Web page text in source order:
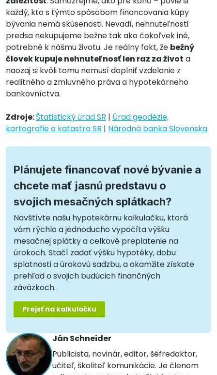
každý, kto s týmto spôsobom financovania kúpy
bývania nemá skúsenosti. Nevadí, nehnuteľnosti
predsa nekupujeme bežne tak ako čokoľvek iné,
potrebné k nášmu životu. Je reálny fakt, že bežný
človek kupuje nehnuteľnosť len raz za život a
naozaj si kvôli tomu nemusí doplniť vzdelanie z
realitného a zmluvného práva a hypotekárneho
bankovníctva.
Zdroje:Štatistický úrad SR | Úrad geodézie,
kartografie a katastra SR | Národná banka Slovenska
Plánujete financovať nové bývanie a
chcete mať jasnú predstavu o
svojich mesačných splátkach?
Navštívte našu hypotekárnu kalkulačku, ktorá
vám rýchlo a jednoducho vypočíta výšku
mesačnej splátky a celkové preplatenie na
úrokoch. Stačí zadať výšku hypotéky, dobu
splatnosti a úrokovú sadzbu, a okamžite získate
prehľad o svojich budúcich finančných
záväzkoch.
Prejsť na kalkulačku
Ján Schneider
Publicista, novinár, editor, šéfredaktor,
učiteľ, školiteľ komunikácie. Je členom